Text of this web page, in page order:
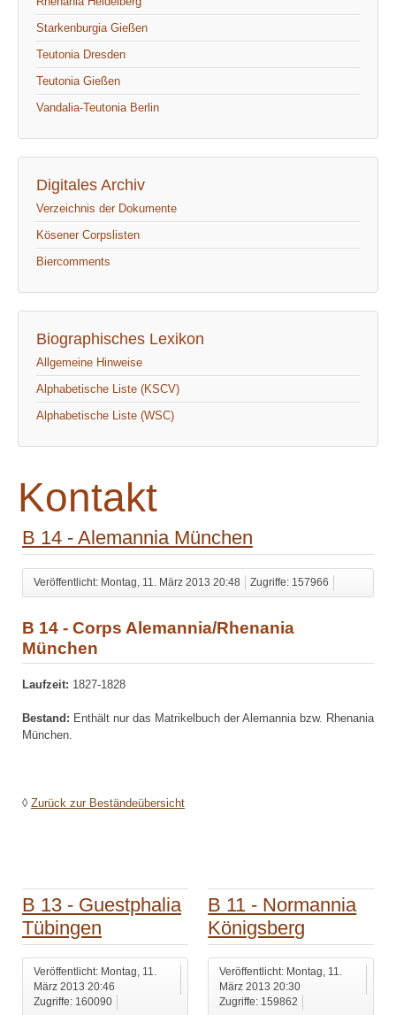
Starkenburgia Gießen
Teutonia Dresden
Teutonia Gießen
Vandalia-Teutonia Berlin
Digitales Archiv
Verzeichnis der Dokumente
Kösener Corpslisten
Biercomments
Biographisches Lexikon
Allgemeine Hinweise
Alphabetische Liste (KSCV)
Alphabetische Liste (WSC)
Kontakt
B 14 - Alemannia München
Veröffentlicht: Montag, 11. März 2013 20:48 Zugriffe: 157966
B 14 - Corps Alemannia/Rhenania
München
Laufzeit: 1827-1828
Bestand: Enthält nur das Matrikelbuch der Alemannia bzw. Rhenania
München.
◊ Zurück zur Beständeübersicht
B 13 - Guestphalia
Tübingen
Veröffentlicht: Montag, 11.
März 2013 20:46
Zugriffe: 160090
B 11 - Normannia
Königsberg
Veröffentlicht: Montag, 11.
März 2013 20:30
Zugriffe: 159862